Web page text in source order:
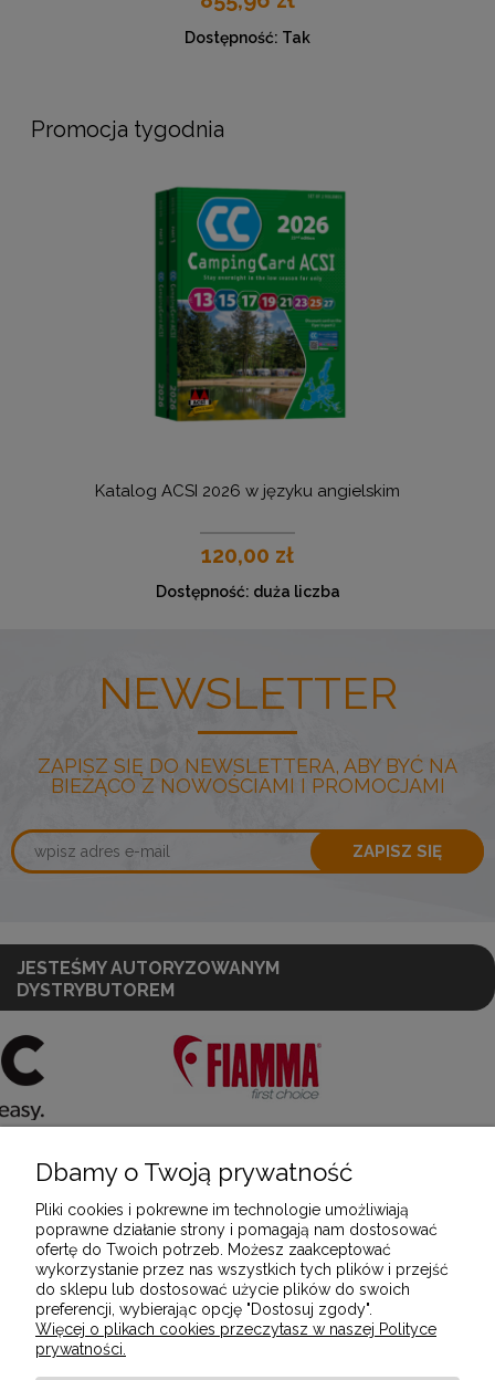
Dostępność: Tak
Promocja tygodnia
Katalog ACSI 2026 w języku angielskim
120,00 zł
Dostępność: duża liczba
NEWSLETTER
ZAPISZ SIĘ DO NEWSLETTERA, ABY BYĆ NA
BIEŻĄCO Z NOWOŚCIAMI I PROMOCJAMI
ZAPISZ SIĘ
JESTEŚMY AUTORYZOWANYM
DYSTRYBUTOREM
POMOC
MOJE KONTO
PŁATNOŚCI I DOSTAWA
Dbamy o Twoją prywatność
Pliki cookies i pokrewne im technologie umożliwiają
poprawne działanie strony i pomagają nam dostosować
ofertę do Twoich potrzeb. Możesz zaakceptować
wykorzystanie przez nas wszystkich tych plików i przejść
do sklepu lub dostosować użycie plików do swoich
preferencji, wybierając opcję "Dostosuj zgody".
Więcej o plikach cookies przeczytasz w naszej Polityce
prywatności.